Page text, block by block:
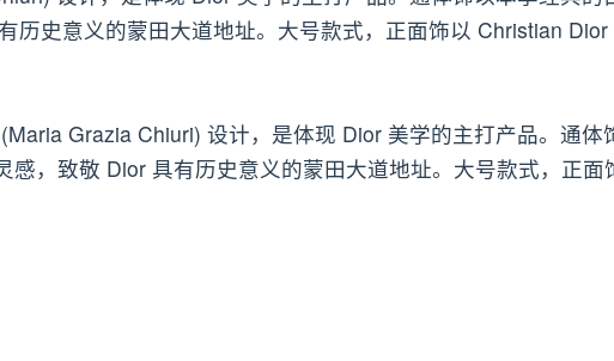
史意义的蒙田大道地址。大号款式，正面饰以 Christian
Grazia Chiuri) 设计，是体现 Dior 美学的主打产品。通
，致敬 Dior 具有历史意义的蒙田大道地址。大号款式，正